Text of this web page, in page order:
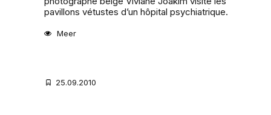
pavillons vétustes d’un hôpital psychiatrique.
Meer
25.09.2010